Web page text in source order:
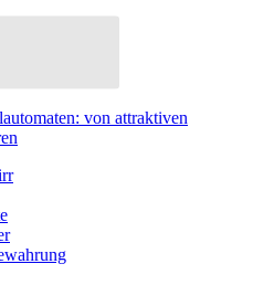
von attraktiven